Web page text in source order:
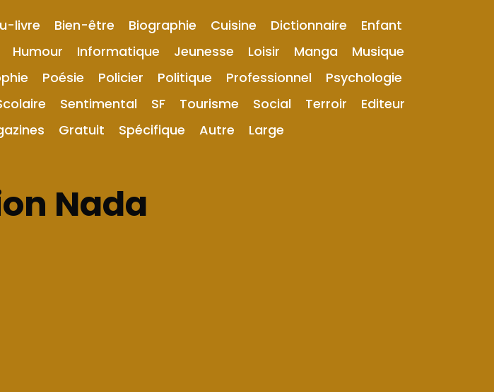
livre Bien-être Biographie Cuisine Dictionnaire
Enfant
Humour Informatique Jeunesse Loisir Manga
Musique
Poésie Policier Politique Professionnel
Psychologie
Sentimental SF Tourisme Social Terroir
Editeur
Gratuit Spécifique Autre Large
Nada